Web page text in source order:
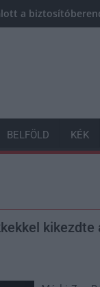
a
BELFÖLD KÉK
kikezdte